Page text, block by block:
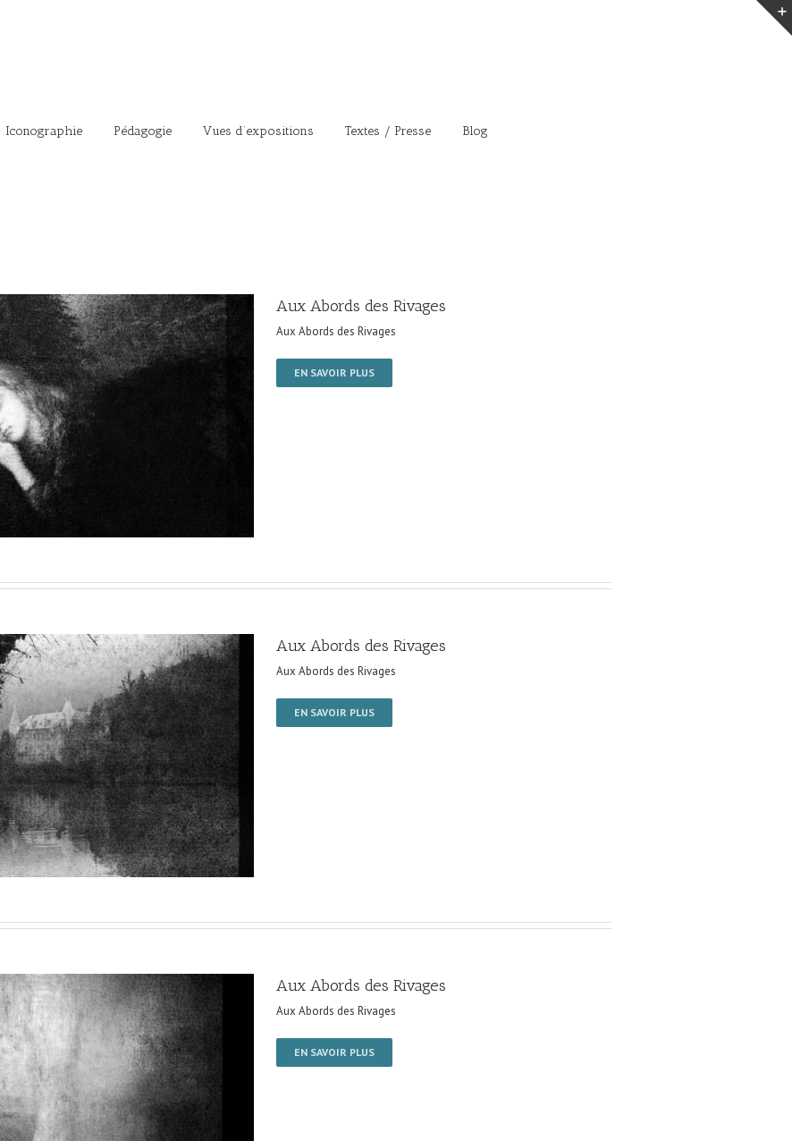
Iconographie Pédagogie Vues d’expositions Textes / Presse Blog
Aux Abords des Rivages
Aux Abords des Rivages
EN SAVOIR PLUS
Aux Abords des Rivages
Aux Abords des Rivages
EN SAVOIR PLUS
Aux Abords des Rivages
Aux Abords des Rivages
EN SAVOIR PLUS